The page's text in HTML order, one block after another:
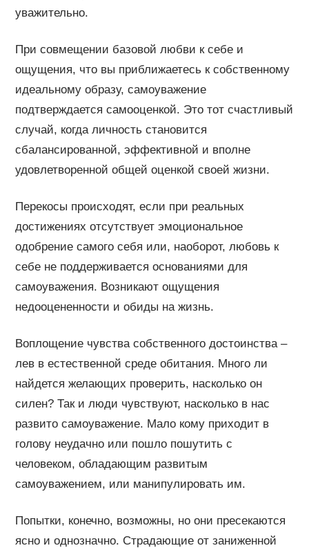
уважительно.
При совмещении базовой любви к себе и
ощущения, что вы приближаетесь к собственному
идеальному образу, самоуважение
подтверждается самооценкой. Это тот счастливый
случай, когда личность становится
сбалансированной, эффективной и вполне
удовлетворенной общей оценкой своей жизни.
Перекосы происходят, если при реальных
достижениях отсутствует эмоциональное
одобрение самого себя или, наоборот, любовь к
себе не поддерживается основаниями для
самоуважения. Возникают ощущения
недооцененности и обиды на жизнь.
Воплощение чувства собственного достоинства –
лев в естественной среде обитания. Много ли
найдется желающих проверить, насколько он
силен? Так и люди чувствуют, насколько в нас
развито самоуважение. Мало кому приходит в
голову неудачно или пошло пошутить с
человеком, обладающим развитым
самоуважением, или манипулировать им.
Попытки, конечно, возможны, но они пресекаются
ясно и однозначно. Страдающие от заниженной